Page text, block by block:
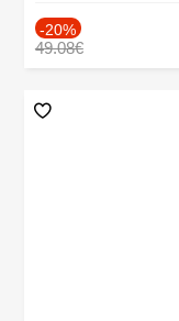
-20%
49.08€